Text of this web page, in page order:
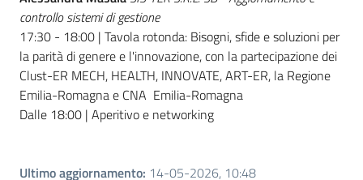
controllo sistemi di gestione
17:30 - 18:00 | Tavola rotonda: Bisogni, sfide e soluzioni per
la parità di genere e l'innovazione, con la partecipazione dei
Clust-ER MECH, HEALTH, INNOVATE, ART-ER, la Regione
Emilia-Romagna e CNA Emilia-Romagna
Dalle 18:00 | Aperitivo e networking
Ultimo aggiornamento: 14-05-2026, 10:48